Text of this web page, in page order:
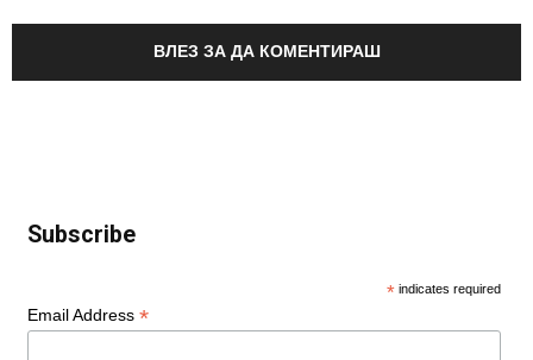
ВЛЕЗ ЗА ДА КОМЕНТИРАШ
Subscribe
* indicates required
Email Address *